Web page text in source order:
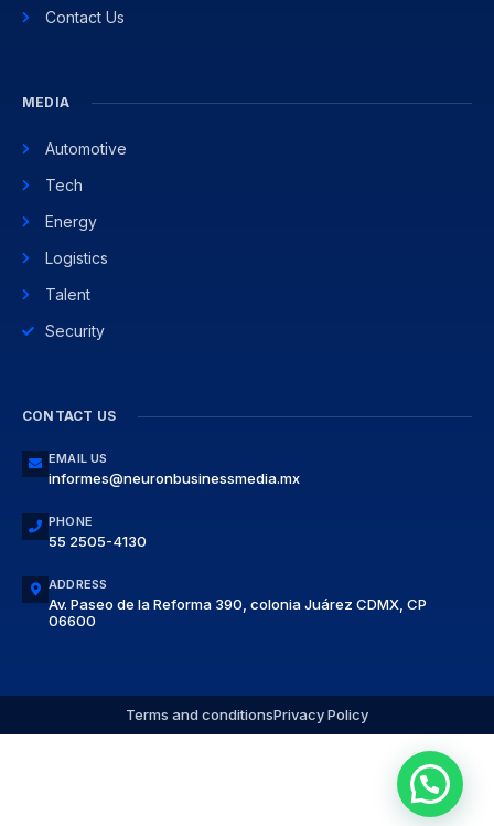
Contact Us
MEDIA
Automotive
Tech
Energy
Logistics
Talent
Security
CONTACT US
EMAIL US
informes@neuronbusinessmedia.mx
PHONE
55 2505-4130
ADDRESS
Av. Paseo de la Reforma 390, colonia Juárez CDMX, CP
06600
Terms and conditionsPrivacy Policy